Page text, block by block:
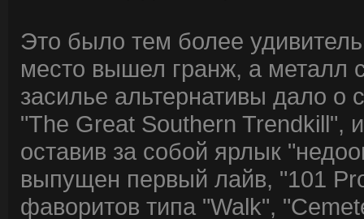
Это было тем более
место вышел гранж, а металл
засилье альтернативы дало
"The Great Southern Trendkill",
оставив за собой ярлык
выпущен первый лайв, "101
фаворитов типа "Walk",